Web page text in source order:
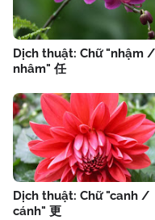
Dịch thuật: Chữ "nhậm /
nhâm" 任
Dịch thuật: Chữ "canh /
cánh" 更